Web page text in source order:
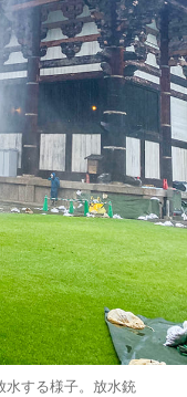
水する様子。放水銃